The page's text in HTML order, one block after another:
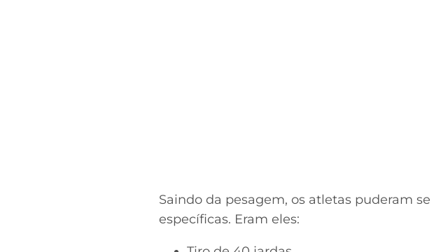
Saindo da pesagem, os atletas puderam
específicas. Eram eles: